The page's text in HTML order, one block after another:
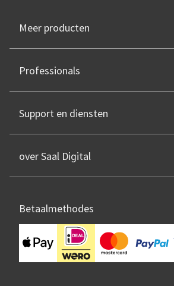
Meer producten
Professionals
Support en diensten
over Saal Digital
Betaalmethodes